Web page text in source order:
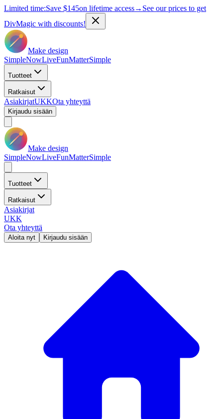
Limited time:Save $145on lifetime access→ See our prices to get
DivMagic with discounts!
Make design
SimpleNowLiveFunMatterSimple
Tuotteet
Ratkaisut
AsiakirjatUKKOta yhteyttä
Kirjaudu sisään
Make design
SimpleNowLiveFunMatterSimple
Tuotteet
Ratkaisut
Asiakirjat
UKK
Ota yhteyttä
Aloita nyt Kirjaudu sisään